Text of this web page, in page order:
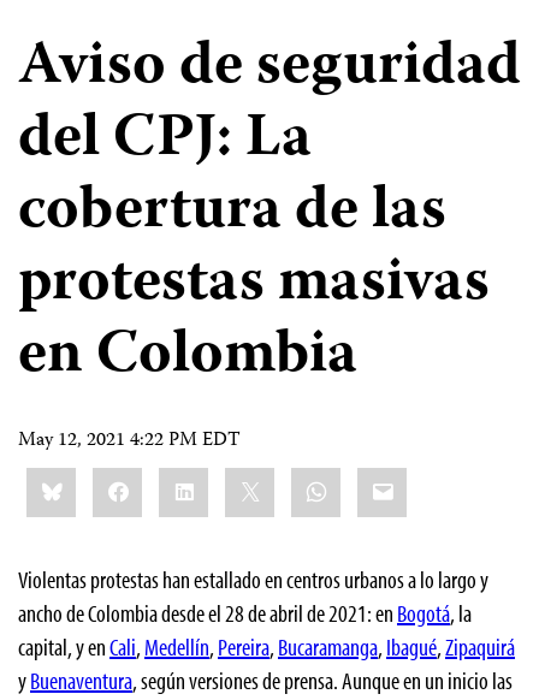
Aviso de seguridad
del CPJ: La
cobertura de las
protestas masivas
en Colombia
May 12, 2021 4:22 PM EDT
Share
this:BlueskyFacebookLinkedIn WhatsApp
Email
Violentas protestas han estallado en centros urbanos a lo largo y
ancho de Colombia desde el 28 de abril de 2021: en Bogotá, la
capital, y enCali, Medellín, Pereira, Bucaramanga, Ibagué,Zipaquirá
yBuenaventura, según versiones de prensa. Aunque en un inicio las